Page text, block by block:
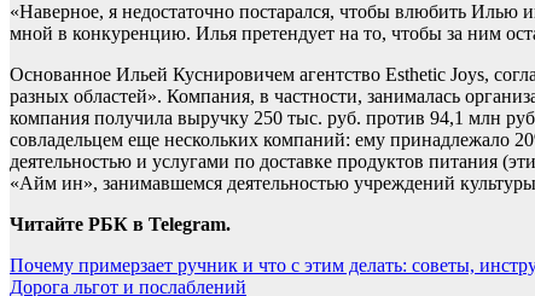
«Наверное, я недостаточно постарался, чтобы влюбить Илью
мной в конкуренцию. Илья претендует на то, чтобы за ним
Основанное Ильей Куснировичем агентство Esthetic Joys,
разных областей». Компания, в частности, занималась
компания получила выручку 250 тыс. руб. против 94,1 млн
совладельцем еще нескольких компаний: ему
деятельностью и услугами по доставке продуктов питания
«Айм ин», занимавшемся деятельностью учреждений
Читайте РБК в Telegram.
Навигация
Почему примерзает ручник и что с этим делать: советы,
Дорога льгот и послаблений